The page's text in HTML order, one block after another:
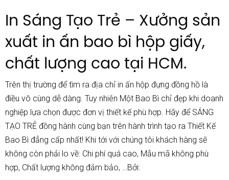
In Sáng Tạo Trẻ – Xưởng sản
xuất in ấn bao bì hộp giấy,
chất lượng cao tại HCM.
Trên thị trường để tìm ra địa chỉ in ấn hộp đựng đồng hồ là
điều vô cùng dễ dàng. Tuy nhiên Một Bao Bì chỉ đẹp khi doanh
nghiệp lựa chọn được đơn vị thiết kế phù hợp. Hãy để SÁNG
TẠO TRẺ đồng hành cùng bạn trên hành trình tạo ra Thiết Kế
Bao Bì đẳng cấp nhất! Khi tới với chúng tôi khách hàng sẽ
không còn phải lo về: Chi phí quá cao, Mẫu mã không phù
hợp, Chất lượng không đảm bảo, …Bởi: